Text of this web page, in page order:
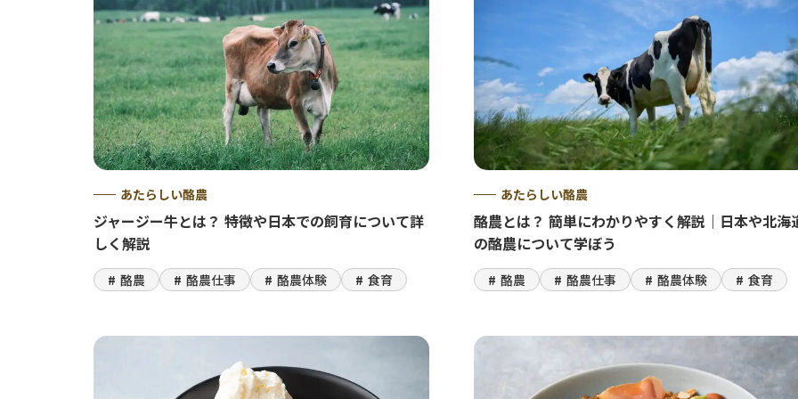
あたらしい酪農
ジャージー牛とは？ 特徴や日本での飼育について詳
しく解説
酪農 酪農仕事 酪農体験 食育
あたらしい酪農
酪農とは？ 簡単にわかりやすく解説｜日本や北海
の酪農について学ぼう
酪農 酪農仕事 酪農体験 食育